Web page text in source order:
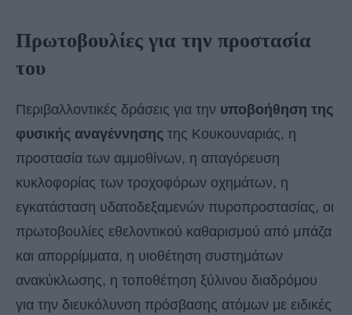
Πρωτοβουλίες για την προστασία
του
Περιβαλλοντικές δράσεις για την υποβοήθηση της
φυσικής αναγέννησης της Κουκουναριάς, η
προστασία των αμμοθίνων, η απαγόρευση
κυκλοφορίας των τροχοφόρων οχημάτων, η
εγκατάσταση υδατοδεξαμενών πυροπροστασίας, οι
πρωτοβουλίες εθελοντικού καθαρισμού από μπάζα
και απορρίμματα, η υιοθέτηση συστημάτων
ανακύκλωσης, η τοποθέτηση ξύλινου διαδρόμου
για την διευκόλυνση πρόσβασης ατόμων με ειδικές